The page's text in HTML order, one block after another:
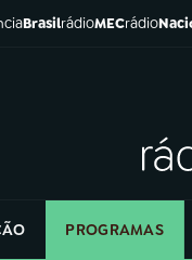
BrasilrádioMECrádio
PROGRAMAS